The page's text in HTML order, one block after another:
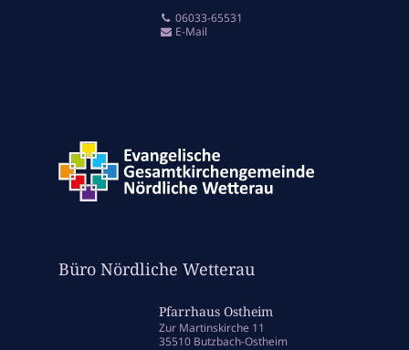
06033-65531
E-Mail
Büro Nördliche Wetterau
Pfarrhaus Ostheim
Zur Martinskirche 11
35510 Butzbach-Ostheim